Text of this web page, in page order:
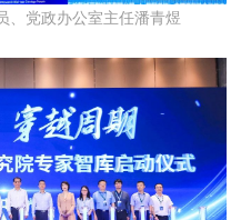
、党政办公室主任潘青煜